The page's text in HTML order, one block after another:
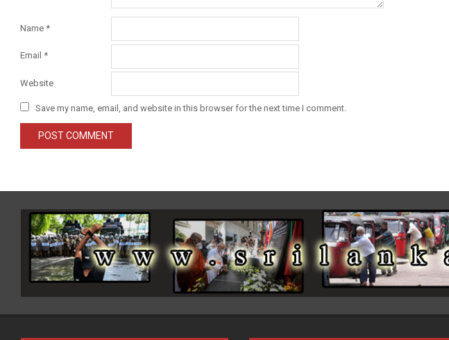
Name *
Email *
Website
Save my name, email, and website in this browser for the next time I comment.